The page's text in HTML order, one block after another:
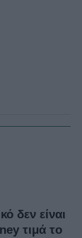
δεν είναι
τιμά το